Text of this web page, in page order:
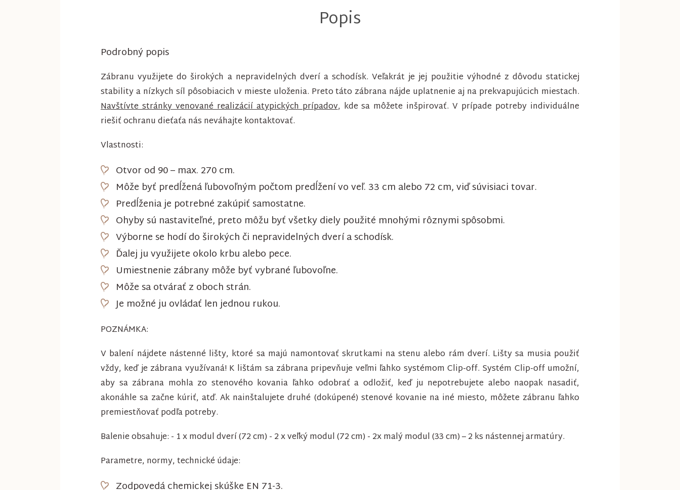
Podrobný popis
Zábranu využijete do širokých a nepravidelných dverí a schodísk. Veľakrát je jej použitie výhodné z dôvodu statickej
stability a nízkych síl pôsobiacich v mieste uloženia. Preto táto zábrana nájde uplatnenie aj na prekvapujúcich miestach.
Navštívte stránky venované realizácií atypických prípadov, kde sa môžete inšpirovať. V prípade potreby individuálne
riešiť ochranu dieťaťa nás neváhajte kontaktovať.
Vlastnosti:
Otvor od 90 – max. 270 cm.
Môže byť predĺžená ľubovoľným počtom predĺžení vo veľ. 33 cm alebo 72 cm, viď súvisiaci tovar.
Predĺženia je potrebné zakúpiť samostatne.
Ohyby sú nastaviteľné, preto môžu byť všetky diely použité mnohými rôznymi spôsobmi.
Výborne se hodí do širokých či nepravidelných dverí a schodísk.
Ďalej ju využijete okolo krbu alebo pece.
Umiestnenie zábrany môže byť vybrané ľubovoľne.
Môže sa otvárať z oboch strán.
Je možné ju ovládať len jednou rukou.
POZNÁMKA:
V balení nájdete nástenné lišty, ktoré sa majú namontovať skrutkami na stenu alebo rám dverí. Lišty sa musia použiť
vždy, keď je zábrana využívaná! K lištám sa zábrana pripevňuje veľmi ľahko systémom Clip-off. Systém Clip-off umožní,
aby sa zábrana mohla zo stenového kovania ľahko odobrať a odložiť, keď ju nepotrebujete alebo naopak nasadiť,
akonáhle sa začne kúriť, atď. Ak nainštalujete druhé (dokúpené) stenové kovanie na iné miesto, môžete zábranu ľahko
premiestňovať podľa potreby.
Balenie obsahuje: - 1 x modul dverí (72 cm) - 2 x veľký modul (72 cm) - 2x malý modul (33 cm) – 2 ks nástennej armatúry.
Parametre, normy, technické údaje:
Zodpovedá chemickej skúške EN 71-3.